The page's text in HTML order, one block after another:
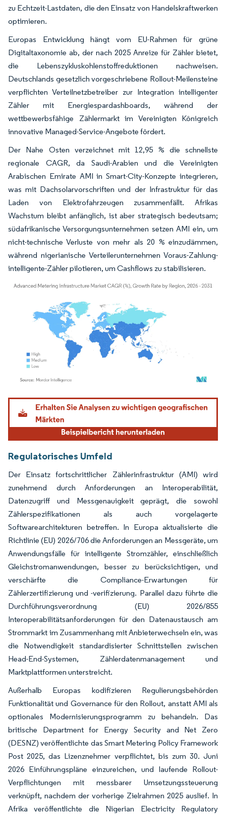
zu Echtzeit-Lastdaten, die den Einsatz von Handelskraftwerken
optimieren.
Europas Entwicklung hängt vom EU-Rahmen für grüne
Digitaltaxonomie ab, der nach 2025 Anreize für Zähler bietet,
die Lebenszykluskohlenstoffreduktionen nachweisen.
Deutschlands gesetzlich vorgeschriebene Rollout-Meilensteine
verpflichten Verteilnetzbetreiber zur Integration intelligenter
Zähler mit Energiespardashboards, während der
wettbewerbsfähige Zählermarkt im Vereinigten Königreich
innovative Managed-Service-Angebote fördert.
Der Nahe Osten verzeichnet mit 12,95 % die schnellste
regionale CAGR, da Saudi-Arabien und die Vereinigten
Arabischen Emirate AMI in Smart-City-Konzepte integrieren,
was mit Dachsolarvorschriften und der Infrastruktur für das
Laden von Elektrofahrzeugen zusammenfällt. Afrikas
Wachstum bleibt anfänglich, ist aber strategisch bedeutsam;
südafrikanische Versorgungsunternehmen setzen AMI ein, um
nicht-technische Verluste von mehr als 20 % einzudämmen,
während nigerianische Verteilerunternehmen Voraus-Zahlung-
intelligente-Zähler pilotieren, um Cashflows zu stabilisieren.
Bild © Mordor Intelligence. Wiederverwendung erfordert Namensnennung gemäß
Regulatorisches Umfeld
Der Einsatz fortschrittlicher Zählerinfrastruktur (AMI) wird
zunehmend durch Anforderungen an Interoperabilität,
Datenzugriff und Messgenauigkeit geprägt, die sowohl
Zählerspezifikationen als auch vorgelagerte
Softwarearchitekturen betreffen. In Europa aktualisierte die
Richtlinie (EU) 2026/706 die Anforderungen an Messgeräte, um
Anwendungsfälle für intelligente Stromzähler, einschließlich
Gleichstromanwendungen, besser zu berücksichtigen, und
verschärfte die Compliance-Erwartungen für
Zählerzertifizierung und -verifizierung. Parallel dazu führte die
Durchführungsverordnung (EU) 2026/855
Interoperabilitätsanforderungen für den Datenaustausch am
Strommarkt im Zusammenhang mit Anbieterwechseln ein, was
die Notwendigkeit standardisierter Schnittstellen zwischen
Head-End-Systemen, Zählerdatenmanagement und
Marktplattformen unterstreicht.
Außerhalb Europas kodifizieren Regulierungsbehörden
Funktionalität und Governance für den Rollout, anstatt AMI als
optionales Modernisierungsprogramm zu behandeln. Das
britische Department for Energy Security and Net Zero
(DESNZ) veröffentlichte das Smart Metering Policy Framework
Post 2025, das Lizenznehmer verpflichtet, bis zum 30. Juni
2026 Einführungspläne einzureichen, und laufende Rollout-
Verpflichtungen mit messbarer Umsetzungssteuerung
verknüpft, nachdem der vorherige Zielrahmen 2025 auslief. In
Afrika veröffentlichte die Nigerian Electricity Regulatory